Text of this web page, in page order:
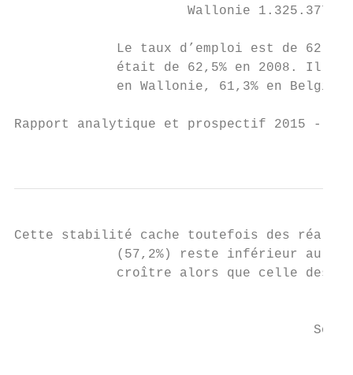
Wallonie 1.325.377
Le taux d’emploi est de
était de 62,5% en 2008. Il
en Wallonie, 61,3% en
Rapport analytique et prospectif 2015 -
Cette stabilité cache toutefois des
(57,2%) reste inférieur au
croître alors que celle des